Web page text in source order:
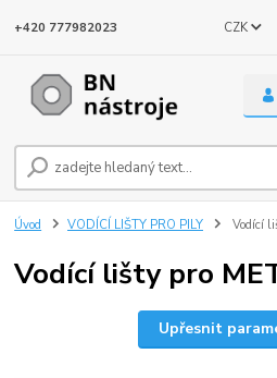
CZK
+420 777982023
Úvod VODÍCÍ LIŠTY PRO PILY Vodící
Vodící lišty pro
Upřesnit